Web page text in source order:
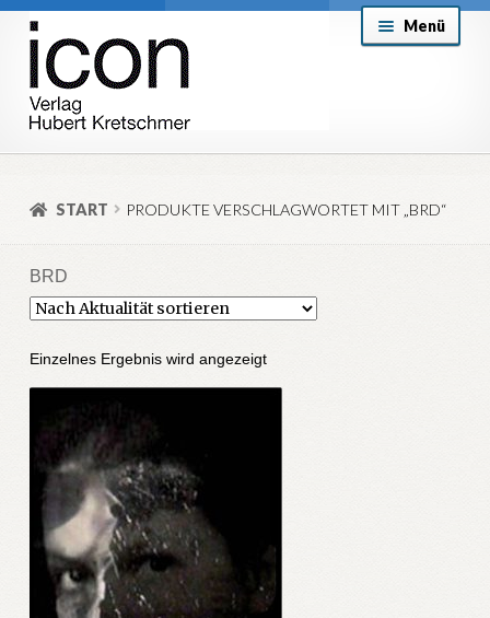
Zur
Navigation
springen
Zum
Inhalt
springen
Menü
About
Allgemeine Geschäftsbedingungen
Aktuell
START PRODUKTE VERSCHLAGWORTET MIT „BRD“
BRD
Einzelnes Ergebnis wird angezeigt